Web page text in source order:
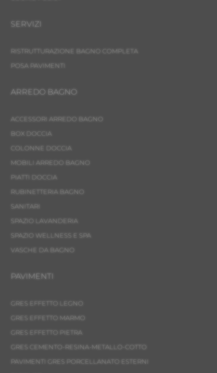
SERVIZI
RISTRUTTURAZIONE BAGNO COMPLETA
POSA PAVIMENTI
ARREDO BAGNO
ACCESSORI ARREDO BAGNO
BOX DOCCIA
COLONNE DOCCIA
MOBILI ARREDO BAGNO
PIATTI DOCCIA
RUBINETTERIA BAGNO
SANITARI
SPAZIO LAVANDERIA
SPAZIO WELLNESS E SPA
VASCHE DA BAGNO
PAVIMENTI
GRES EFFETTO LEGNO
GRES EFFETTO MARMO
GRES EFFETTO PIETRA
GRES CEMENTO-RESINA-METALLO-COTTO
PAVIMENTI GRES PORCELLANATO ESTERNI